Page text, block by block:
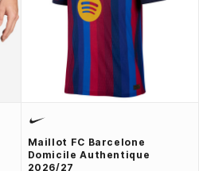
Maillot FC Barcelone
Domicile Authentique
2026/27